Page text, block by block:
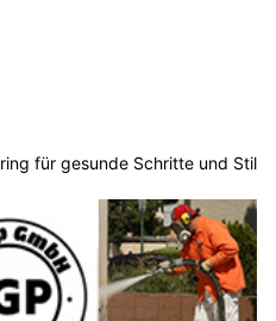
für gesunde Schritte und Stil